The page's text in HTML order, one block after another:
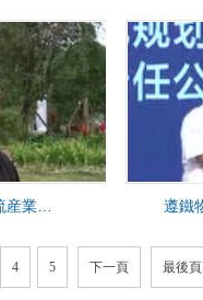
4 5 下一頁 最後頁